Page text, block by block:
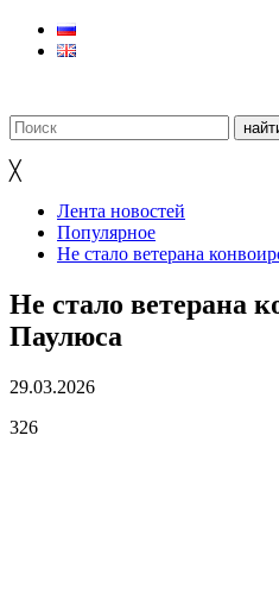
╳
Лента новостей
Популярное
Не стало ветерана
Не стало ветерана
Паулюса
29.03.2026
326